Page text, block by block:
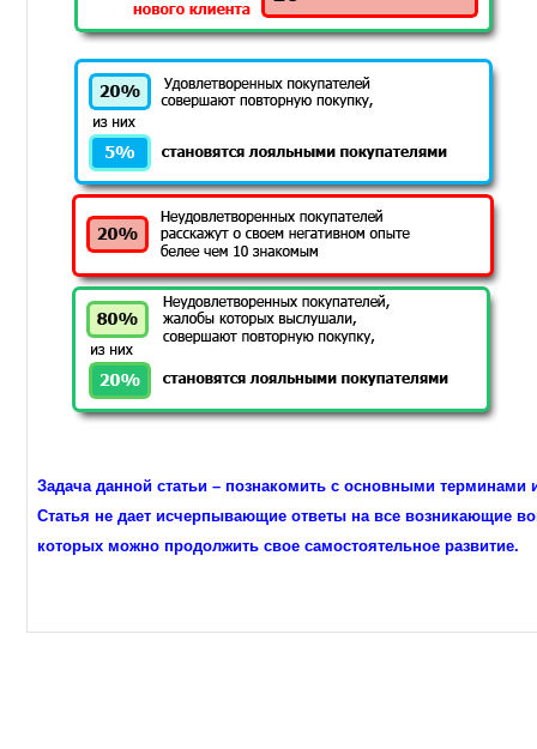
Задача данной статьи – познакомить с основными
Статья не дает исчерпывающие ответы на все возникающие
которых можно продолжить свое самостоятельное развитие.